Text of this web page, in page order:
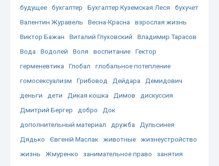
будущее
бухгалтер Бухгалтер Куземская Леся
бухучет
Валентин Журавель
Весна-Красна
взрослая жизнь
Виктор Бажан
Виталий Глуховский
Владимир Тарасов
Вода
Водолей Воля воспитание
Гектор
герменевтика
Глобал
глобальное потепление
гомосексуализм
Грибовод Дейдара
Демидович
деньги
дети Дикая кошка Димов
дискуссия
Дмитрий Бергер
добро
Док
дополнительный материал
дружба
Дульсинея
Дядько
Євгеній Маслак животные
жизнеустройство
жизнь
Жмуренко занимательное право
занятия